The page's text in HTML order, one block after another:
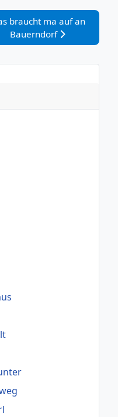
und auf der Heide
Beitrag: Was
braucht ma auf an
Bauerndorf